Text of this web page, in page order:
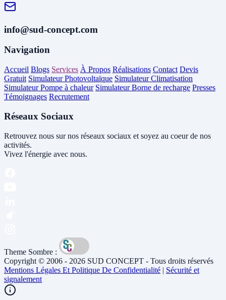
info@sud-concept.com
Navigation
Accueil Blogs Services À Propos Réalisations Contact Devis
Gratuit Simulateur Photovoltaïque Simulateur Climatisation
Simulateur Pompe à chaleur Simulateur Borne de recharge Presses
Témoignages Recrutement
Réseaux Sociaux
Retrouvez nous sur nos réseaux sociaux et soyez au coeur de nos
activités.
Vivez l'énergie avec nous.
Theme Sombre :
Copyright © 2006 - 2026 SUD CONCEPT - Tous droits réservés
Mentions Légales Et Politique De Confidentialité | Sécurité et
signalement